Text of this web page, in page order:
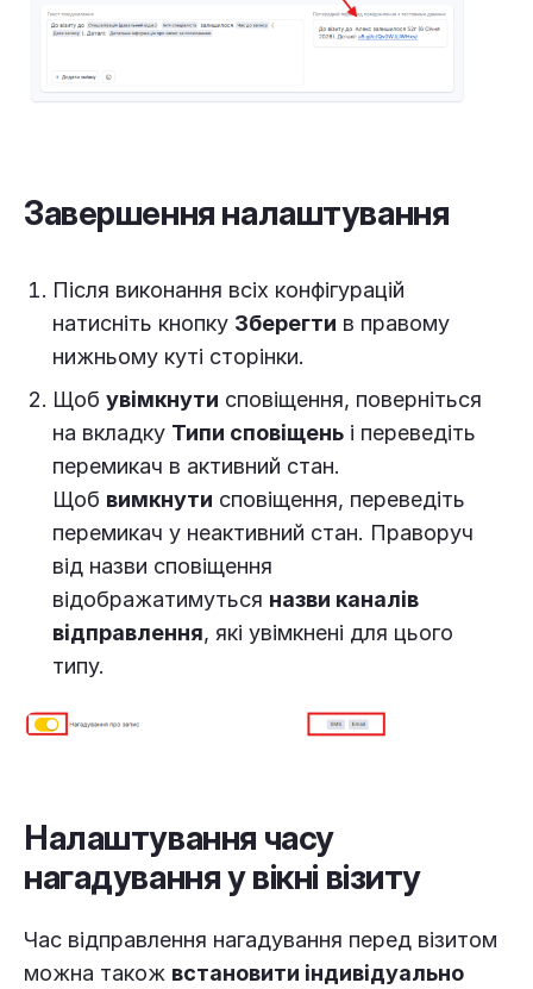
Завершення налаштування
Після виконання всіх конфігурацій
натисніть кнопку Зберегти в правому
нижньому куті сторінки.
Щоб увімкнути сповіщення, поверніться
на вкладку Типи сповіщень і переведіть
перемикач в активний стан.
Щоб вимкнути сповіщення, переведіть
перемикач у неактивний стан. Праворуч
від назви сповіщення
відображатимуться назви каналів
відправлення, які увімкнені для цього
типу.
Налаштування часу
нагадування у вікні візиту
Час відправлення нагадування перед візитом
можна також встановити індивідуально